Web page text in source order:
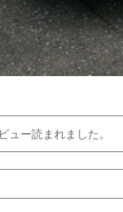
ー読まれました。